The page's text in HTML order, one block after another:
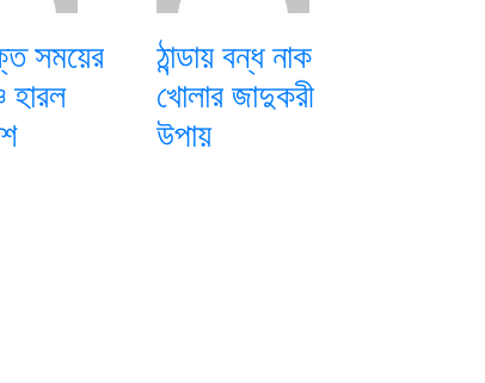
সময়ের
হারল
ঠান্ডায় বন্ধ নাক
খোলার জাদুকরী
উপায়